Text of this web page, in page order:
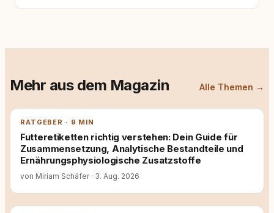
Mehr aus dem Magazin Alle Themen →
RATGEBER · 9 MIN
Futteretiketten richtig verstehen: Dein Guide für
Zusammensetzung, Analytische Bestandteile und
Ernährungsphysiologische Zusatzstoffe
von Miriam Schäfer · 3. Aug. 2026